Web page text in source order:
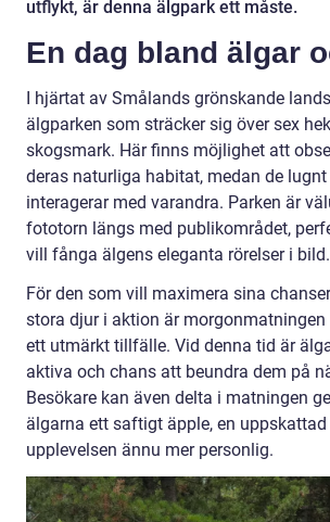
utflykt, är denna älgpark ett måste.
En dag bland älgar
I hjärtat av Smålands grönskande
älgparken som sträcker sig över sex
skogsmark. Här finns möjlighet att
deras naturliga habitat, medan de lugnt
interagerar med varandra. Parken är
fototorn längs med publikområdet,
vill fånga älgens eleganta rörelser i bild.
För den som vill maximera sina
stora djur i aktion är morgonmatningen
ett utmärkt tillfälle. Vid denna tid är
aktiva och chans att beundra dem på
Besökare kan även delta i matningen
älgarna ett saftigt äpple, en
upplevelsen ännu mer personlig.